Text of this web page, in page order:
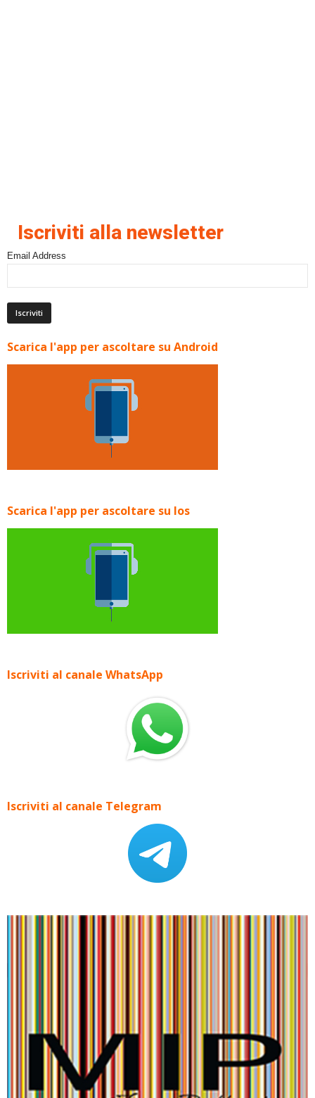
Iscriviti alla newsletter
Email Address
Scarica l'app per ascoltare su Android
Scarica l'app per ascoltare su Ios
Iscriviti al canale WhatsApp
Iscriviti al canale Telegram